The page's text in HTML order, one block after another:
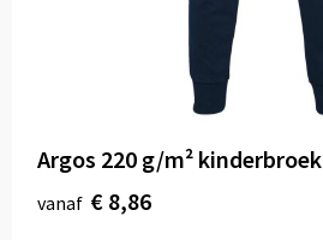
Argos 220 g/m² kinderbroek
vanaf € 8,86